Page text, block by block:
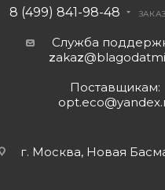
8 (499) 841-98-48
Служба
zakaz
Поставщикам:
г. Москва, Новая